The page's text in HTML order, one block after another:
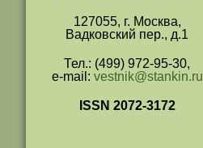
127055, г. Москва,
Вадковский пер., д.1
Тел.: (499) 972-95-30,
e-mail: vestnik@stankin.ru
ISSN 2072-3172